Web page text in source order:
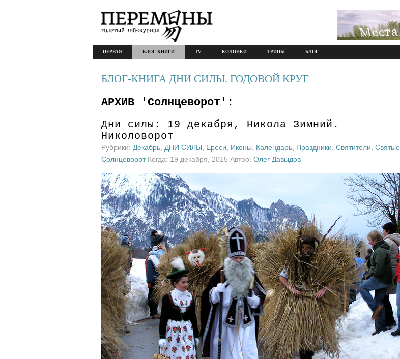
ПЕРВАЯ БЛОГ-КНИГИ TV КОЛОНКИ ТРИПЫ БЛОГ
БЛОГ-КНИГА ДНИ СИЛЫ. ГОДОВОЙ КРУГ
АРХИВ 'Солнцеворот':
Дни силы: 19 декабря, Никола Зимний.
Николоворот
Рубрики: Декабрь ДНИ СИЛЫ Ереси Иконы Календарь Праздники Святители Святые
СолнцеворотКогда: 19 декабря, 2015 Автор: Олег Давыдов